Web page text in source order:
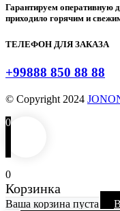
Гарантируем оперативную
приходило горячим и
ТЕЛЕФОН ДЛЯ ЗАКАЗА
+99888 850 88 88
© Copyright 2024
0
0
Корзинка
Ваша корзина пуста